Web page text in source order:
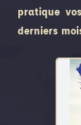
pratique
derniers